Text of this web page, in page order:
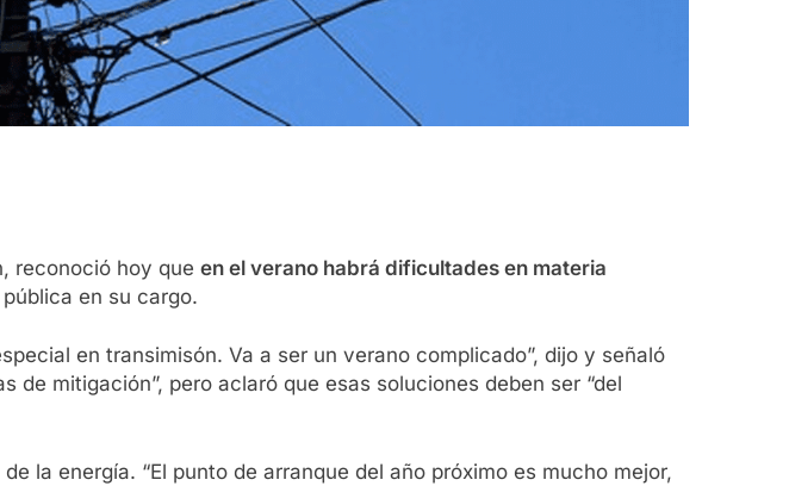
reconoció hoy que en el verano habrá dificultades en materia
en su cargo.
en transimisón. Va a ser un verano complicado”, dijo y señaló
mitigación”, pero aclaró que esas soluciones deben ser “del
la energía. “El punto de arranque del año próximo es mucho mejor,